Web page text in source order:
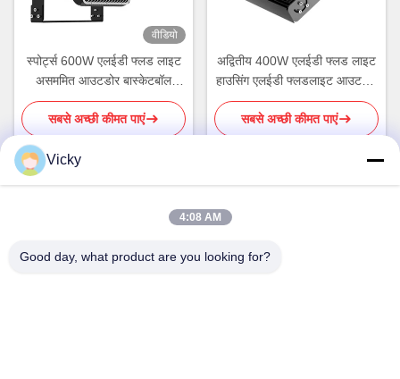
वीडियो
स्पोर्ट्स 600W एलईडी फ्लड लाइट
असममित आउटडोर बास्केटबॉल
लाइटिंग
सबसे अच्छी कीमत पाएं
अद्वितीय 400W एलईडी फ्लड लाइट
हाउसिंग एलईडी फ्लडलाइट आउटडोर
आरओएचएस
सबसे अच्छी कीमत पाएं
पता
Vicky
4:08 AM
Good day, what product are you looking for?